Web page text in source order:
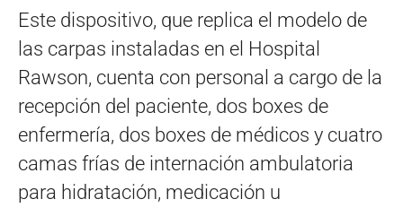
Este dispositivo, que replica el modelo de
las carpas instaladas en el Hospital
Rawson, cuenta con personal a cargo de la
recepción del paciente, dos boxes de
enfermería, dos boxes de médicos y cuatro
camas frías de internación ambulatoria
para hidratación, medicación u